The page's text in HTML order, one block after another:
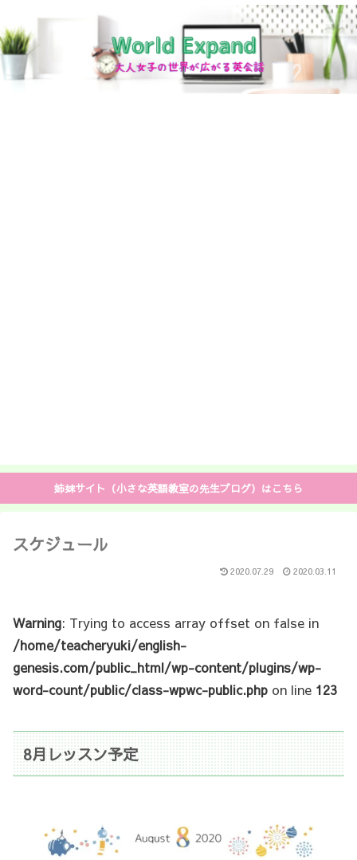
姉妹サイト（小さな英語教室の先生ブログ）はこちら
スケジュール
2020.07.29 2020.03.11
Warning: Trying to access array offset on false in
/home/teacheryuki/english-
genesis.com/public_html/wp-content/plugins/wp-
word-count/public/class-wpwc-public.php on line 123
8月レッスン予定